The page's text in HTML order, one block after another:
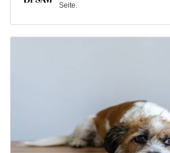
Seite.